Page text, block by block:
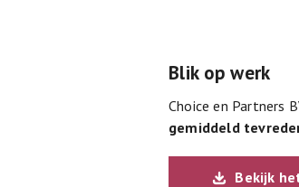
Blik op werk
Choice en Partners
gemiddeld
Bekijk